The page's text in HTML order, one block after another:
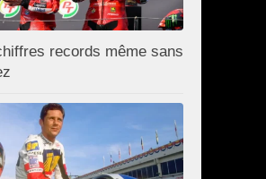
records même sans